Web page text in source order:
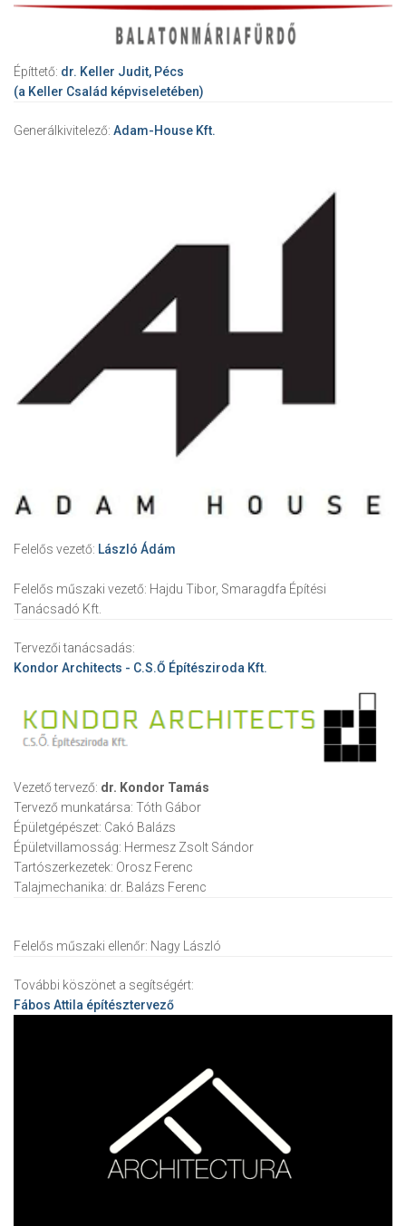
Építtető: dr. Keller Judit, Pécs
(a Keller Család képviseletében)
Generálkivitelező: Adam-House Kft.
Felelős vezető: László Ádám
Felelős műszaki vezető: Hajdu Tibor, Smaragdfa Építési
Tanácsadó Kft.
Tervezői tanácsadás:
Kondor Architects - C.S.Ő Építésziroda Kft.
Vezető tervező: dr. Kondor Tamás
Tervező munkatársa: Tóth Gábor
Épületgépészet: Cakó Balázs
Épületvillamosság: Hermesz Zsolt Sándor
Tartószerkezetek: Orosz Ferenc
Talajmechanika: dr. Balázs Ferenc
Felelős műszaki ellenőr: Nagy László
További köszönet a segítségért:
Fábos Attila építésztervező